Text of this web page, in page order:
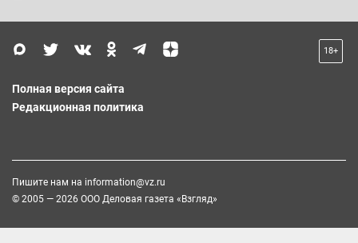
18+
Полная версия сайта
Редакционная политика
Пишите нам на information@vz.ru
© 2005 — 2026 ООО Деловая газета «Взгляд»